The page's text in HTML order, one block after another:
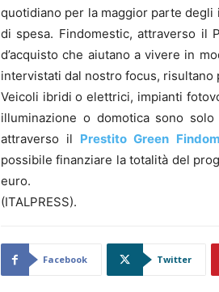
quotidiano per la maggior parte
di spesa. Findomestic, attraverso il
d’acquisto che aiutano a vivere in
intervistati dal nostro focus, risultano
Veicoli ibridi o elettrici, impianti
illuminazione o domotica sono
attraverso il Prestito Green
possibile finanziare la totalità del
euro.
(ITALPRESS).
Facebook Twitter